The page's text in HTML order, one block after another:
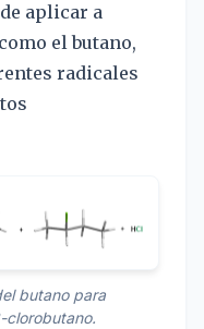
aplicar a
el butano,
radicales
butano para
clorobutano.